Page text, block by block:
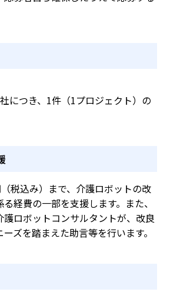
につき、1件（1プロジェクト）の
税込み）まで、介護ロボットの改
経費の一部を支援します。また、
ロボットコンサルタントが、改良
ズを踏まえた助言等を行います。